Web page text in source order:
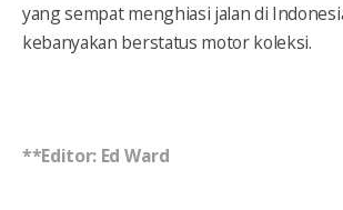
yang sempat menghiasi jalan di
kebanyakan berstatus motor koleksi.
**Editor: Ed Ward